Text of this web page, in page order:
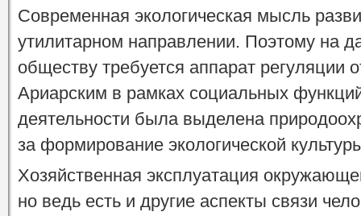
Современная экологическая мысль
утилитарном направлении. Поэтому на
обществу требуется аппарат
Ариарским в рамках социальных
деятельности была выделена
за формирование экологической
Хозяйственная эксплуатация
но ведь есть и другие аспекты связи